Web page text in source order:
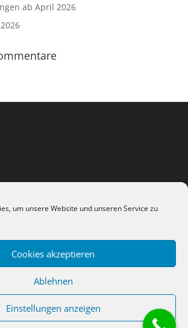
um unsere Website und unseren Service zu
Cookies akzeptieren
Ablehnen
Einstellungen anzeigen
ab April 2026
Impressum / AGB
Cookie-Richtlinie (EU)